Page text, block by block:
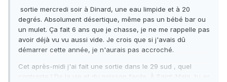
sortie mercredi soir à Dinard, une eau limpide et à 20
degrés. Absolument désertique, même pas un bébé bar ou
un mulet. Ça fait 6 ans que je chasse, je ne me rappelle pas
avoir déjà vu vu aussi vide. Je crois que si j'avais dû
démarrer cette année, je n'aurais pas accroché.
Cet après-midi j'ai fait une sortie dans le 29 sud , quel
contraste ! De la vie et du poisson facile. À Saint-Malo, tu as